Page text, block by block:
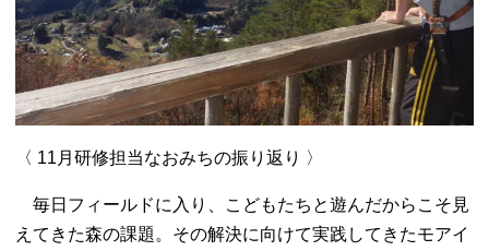
〈 11月研修担当なおみちの振り返り 〉
毎日フィールドに入り、こどもたちと遊んだからこそ見
えてきた森の課題。その解決に向けて実践してきたモアイ